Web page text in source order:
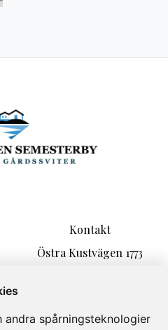
andra spårningsteknologier
Kontakt
Östra Kustvägen 1773
271 77 Löderup